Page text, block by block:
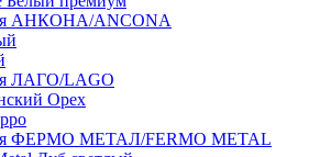
АНКОНА/ANCONA
ЛАГО/LAGO
Орех
ФЕРМО МЕТАЛ/FERMO METAL